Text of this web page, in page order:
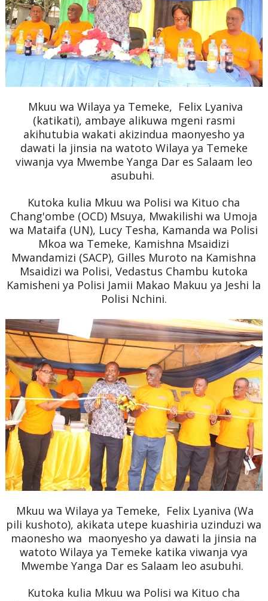
Mkuu wa Wilaya ya Temeke, Felix Lyaniva
(katikati), ambaye alikuwa mgeni rasmi
akihutubia wakati akizindua maonyesho ya
dawati la jinsia na watoto Wilaya ya Temeke
viwanja vya Mwembe Yanga Dar es Salaam leo
asubuhi.
Kutoka kulia Mkuu wa Polisi wa Kituo cha
Chang'ombe (OCD) Msuya, Mwakilishi wa Umoja
wa Mataifa (UN), Lucy Tesha, Kamanda wa Polisi
Mkoa wa Temeke, Kamishna Msaidizi
Mwandamizi (SACP), Gilles Muroto na Kamishna
Msaidizi wa Polisi, Vedastus Chambu kutoka
Kamisheni ya Polisi Jamii Makao Makuu ya Jeshi la
Polisi Nchini.
Mkuu wa Wilaya ya Temeke, Felix Lyaniva (Wa
pili kushoto), akikata utepe kuashiria uzinduzi wa
maonesho wa maonyesho ya dawati la jinsia na
watoto Wilaya ya Temeke katika viwanja vya
Mwembe Yanga Dar es Salaam leo asubuhi.
Kutoka kulia Mkuu wa Polisi wa Kituo cha